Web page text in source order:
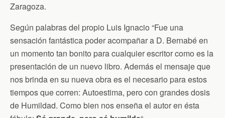
Zaragoza.
Según palabras del propio Luis Ignacio “Fue una
sensación fantástica poder acompañar a D. Bernabé en
un momento tan bonito para cualquier escritor como es la
presentación de un nuevo libro. Además el mensaje que
nos brinda en su nueva obra es el necesario para estos
tiempos que corren: Autoestima, pero con grandes dosis
de Humildad. Como bien nos enseña el autor en ésta